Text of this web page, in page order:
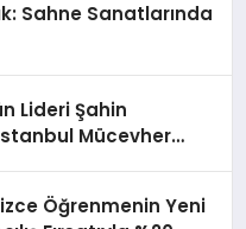
Sahne Sanatlarında
Lideri Şahin
Mücevher
Öğrenmenin Yeni